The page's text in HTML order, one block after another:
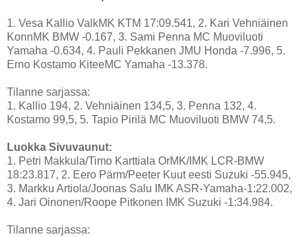
1. Vesa Kallio ValkMK KTM 17:09.541, 2. Kari Vehniäinen
KonnMK BMW -0.167, 3. Sami Penna MC Muoviluoti
Yamaha -0.634, 4. Pauli Pekkanen JMU Honda -7.996, 5.
Erno Kostamo KiteeMC Yamaha -13.378.
Tilanne sarjassa:
1. Kallio 194, 2. Vehniäinen 134,5, 3. Penna 132, 4.
Kostamo 99,5, 5. Tapio Pirilä MC Muoviluoti BMW 74,5.
Luokka Sivuvaunut:
1. Petri Makkula/Timo Karttiala OrMK/IMK LCR-BMW
18:23.817, 2. Eero Pärm/Peeter Kuut eesti Suzuki -55.945,
3. Markku Artiola/Joonas Salu IMK ASR-Yamaha-1:22.002,
4. Jari Oinonen/Roope Pitkonen IMK Suzuki -1:34.984.
Tilanne sarjassa: